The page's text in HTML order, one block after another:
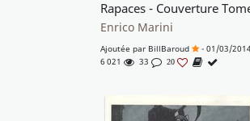
Rapaces - Couverture
Enrico Marini
Ajoutée par BillBaroud
- 01/03/
6 021
33 20